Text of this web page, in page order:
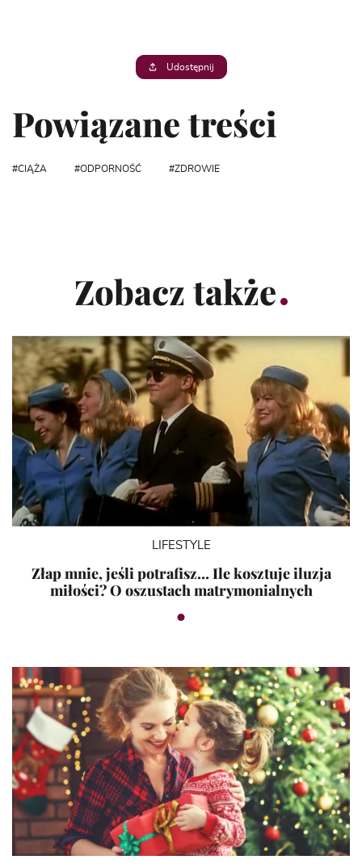
Udostępnij
Powiązane treści
CIĄŻA ODPORNOŚĆ ZDROWIE
Zobacz także
LIFESTYLE
Złap mnie, jeśli potrafisz… Ile kosztuje iluzja
miłości? O oszustach matrymonialnych